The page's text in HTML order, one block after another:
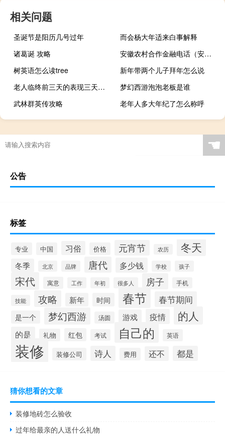
相关问题
圣诞节是阳历几号过年
而会杨大年适来白事解释
诸葛诞 攻略
安徽农村合作金融电话（安徽农村合作金融）
树英语怎么读tree
新年带两个儿子拜年怎么说
老人临终前三天的表现三天的表现（老人临终前三天的表现）
梦幻西游泡泡老板是谁
武林群英传攻略
老年人多大年纪了怎么称呼
☚
公告
标签
专业 中国 习俗 价格 元宵节 农历 冬天
冬季 北京 品牌 唐代 多少钱 学校 孩子
宋代 寓意 工作 年初 很多人 房子 手机
技能 攻略 新年 时间 春节 春节期间
是一个 梦幻西游 汤圆 游戏 疫情 的人
的是 礼物 红包 考试 自己的 英语
装修 装修公司 诗人 费用 还不 都是
猜你想看的文章
装修地砖怎么验收
过年给最亲的人送什么礼物